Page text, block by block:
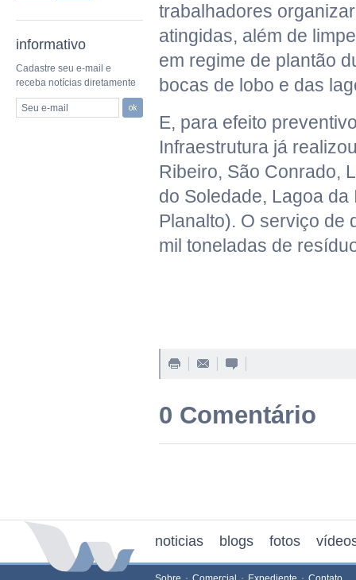
informativo
Cadastre seu e-mail e
receba notícias diretamente
Seu e-mail
trabalhadores
atingidas, além de
em regime de plantão
bocas de lobo e das
E, para efeito
Infraestrutura já
Ribeiro, São Conrado,
do Soledade, Lagoa
Planalto). O serviço de
mil toneladas de
0 Comentário
noticias blogs fotos